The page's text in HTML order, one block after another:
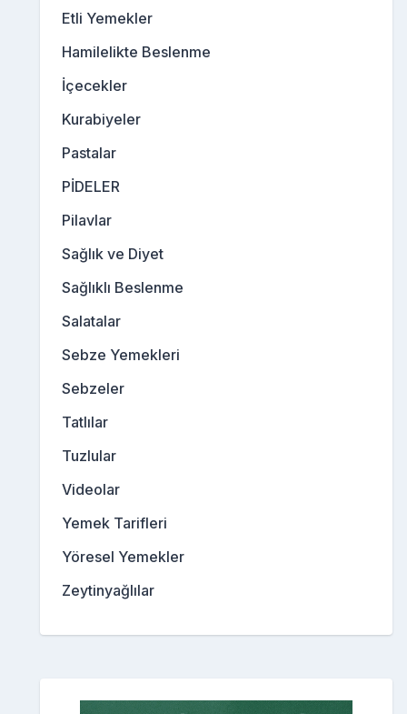
Etli Yemekler
Hamilelikte Beslenme
İçecekler
Kurabiyeler
Pastalar
PİDELER
Pilavlar
Sağlık ve Diyet
Sağlıklı Beslenme
Salatalar
Sebze Yemekleri
Sebzeler
Tatlılar
Tuzlular
Videolar
Yemek Tarifleri
Yöresel Yemekler
Zeytinyağlılar